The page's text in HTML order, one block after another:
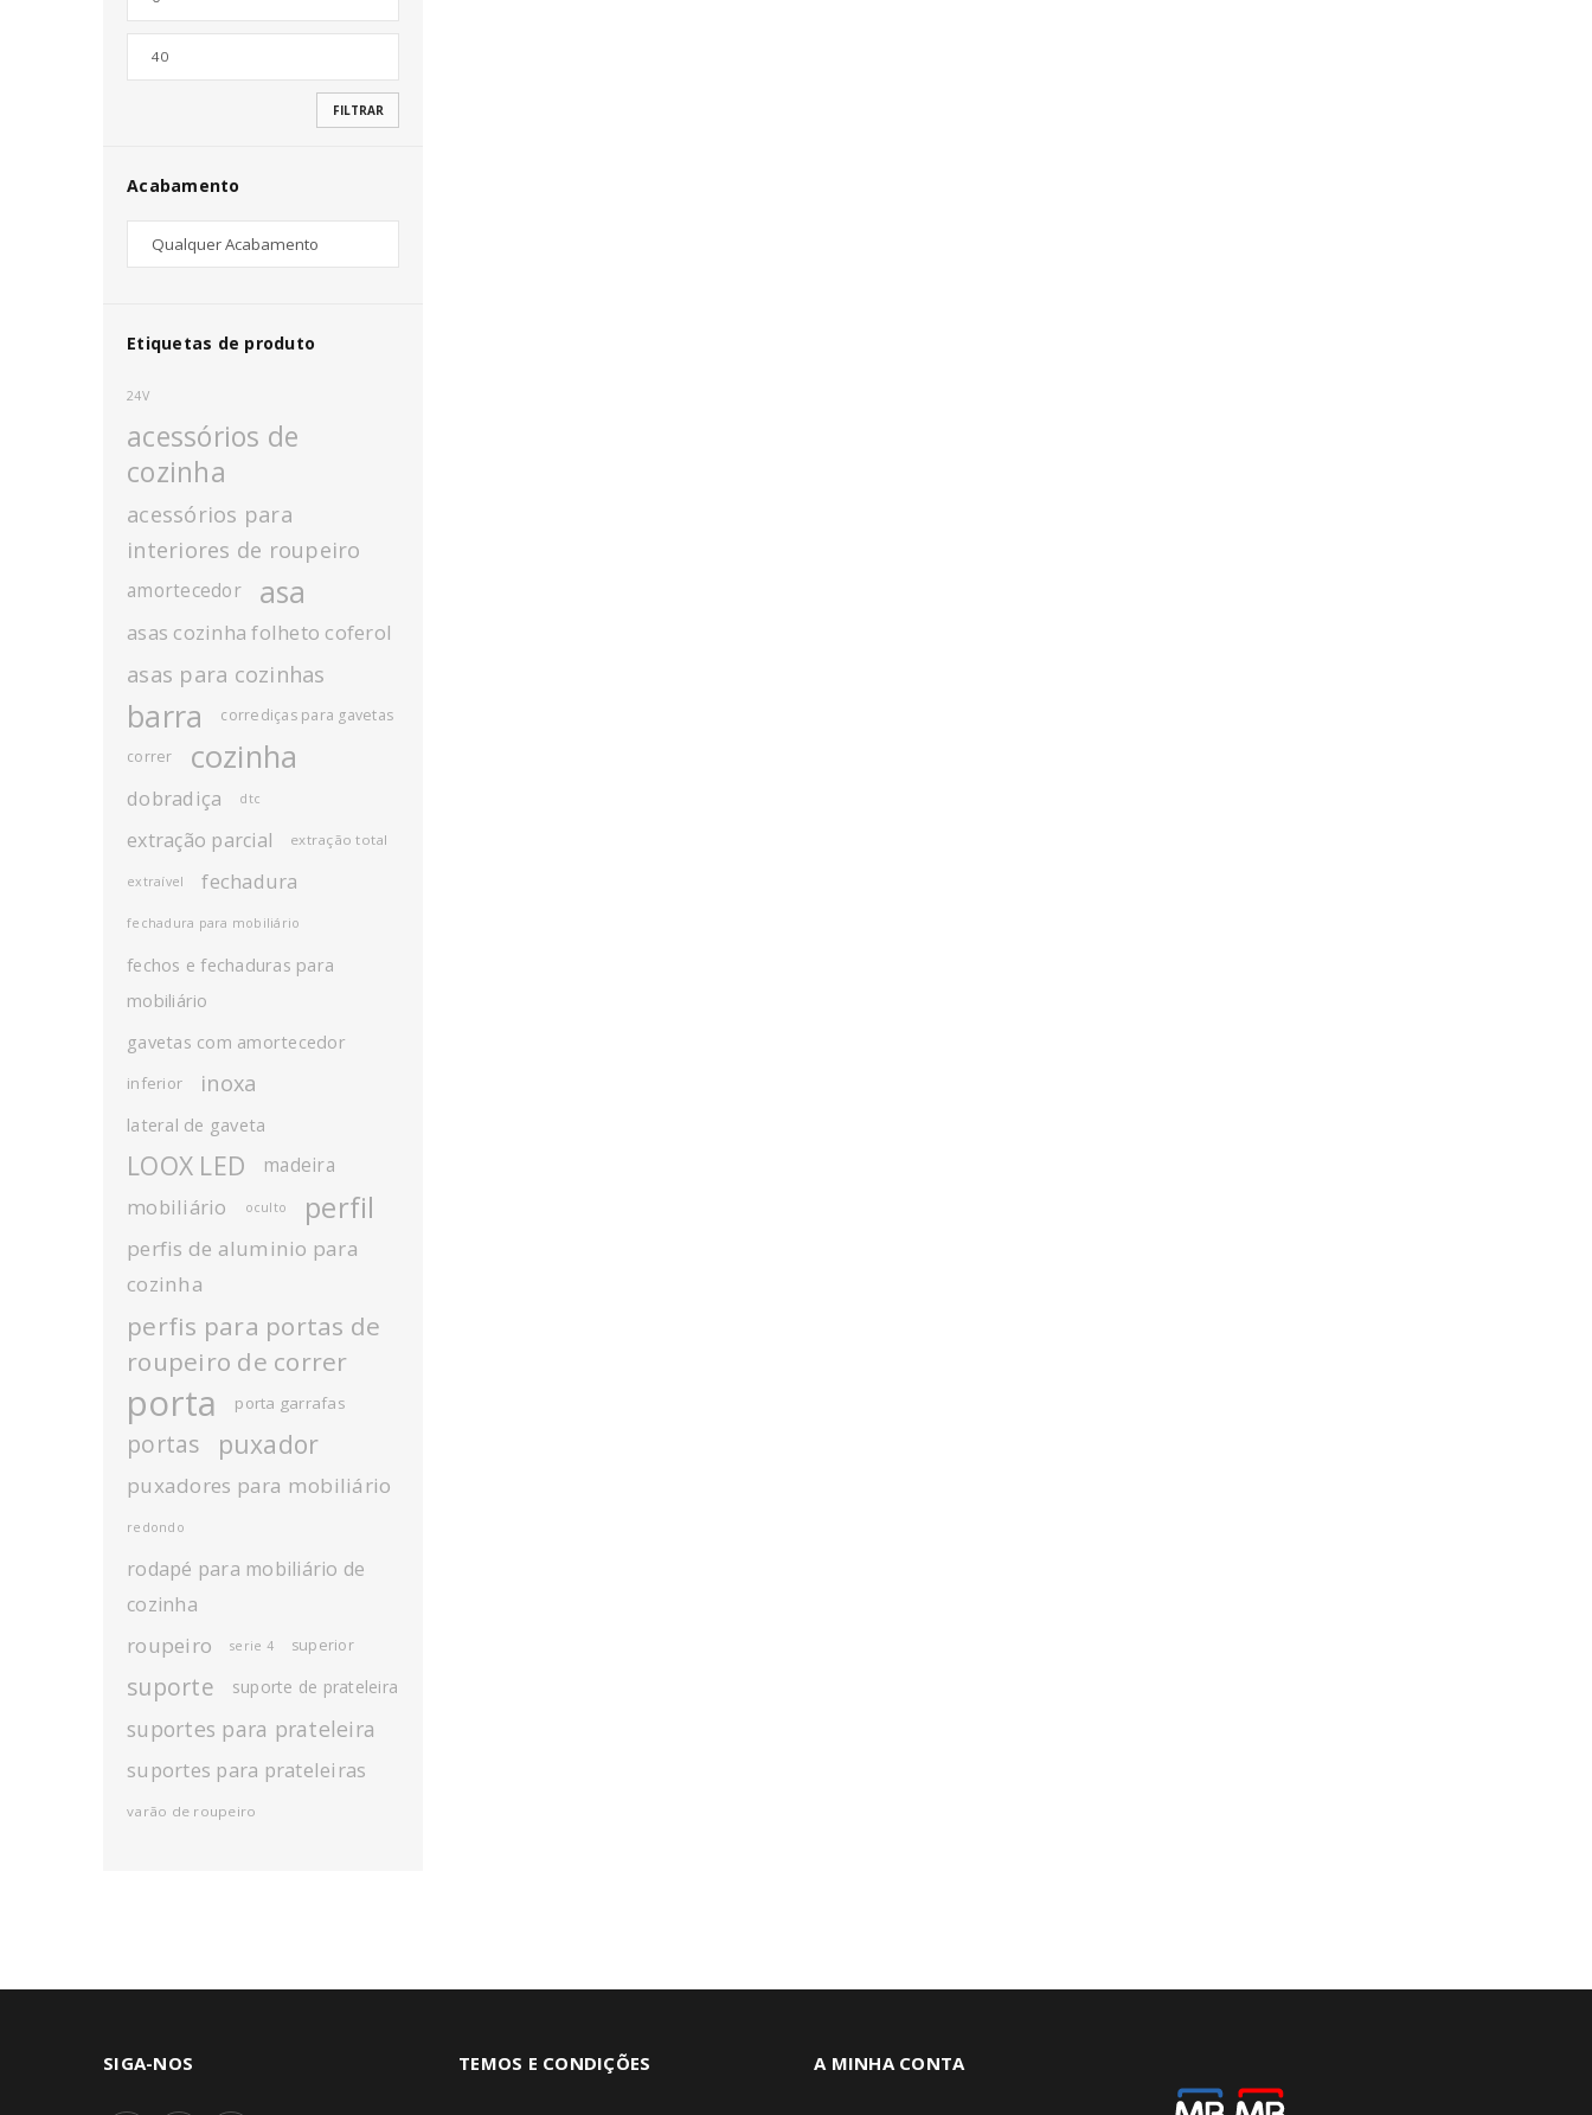
*
INICIAR SESSÃO
FILTRAR
Acabamento
Etiquetas de produto
24V
acessórios de
cozinha
acessórios para
interiores de roupeiro
amortecedor asa
asas cozinha folheto coferol
asas para cozinhas
barra corrediças para gavetas
correr cozinha
dobradiça dtc
extração parcial extração total
extraível fechadura
fechadura para mobiliário
fechos e fechaduras para
mobiliário
gavetas com amortecedor
inferior inoxa
lateral de gaveta
LOOX LED madeira
mobiliário oculto perfil
perfis de aluminio para
cozinha
perfis para portas de
roupeiro de correr
porta porta garrafas
portas puxador
puxadores para mobiliário
redondo
rodapé para mobiliário de
cozinha
roupeiro serie 4 superior
suporte suporte de prateleira
suportes para prateleira
suportes para prateleiras
varão de roupeiro
SIGA-NOS TEMOS E CONDIÇÕES A MINHA CONTA